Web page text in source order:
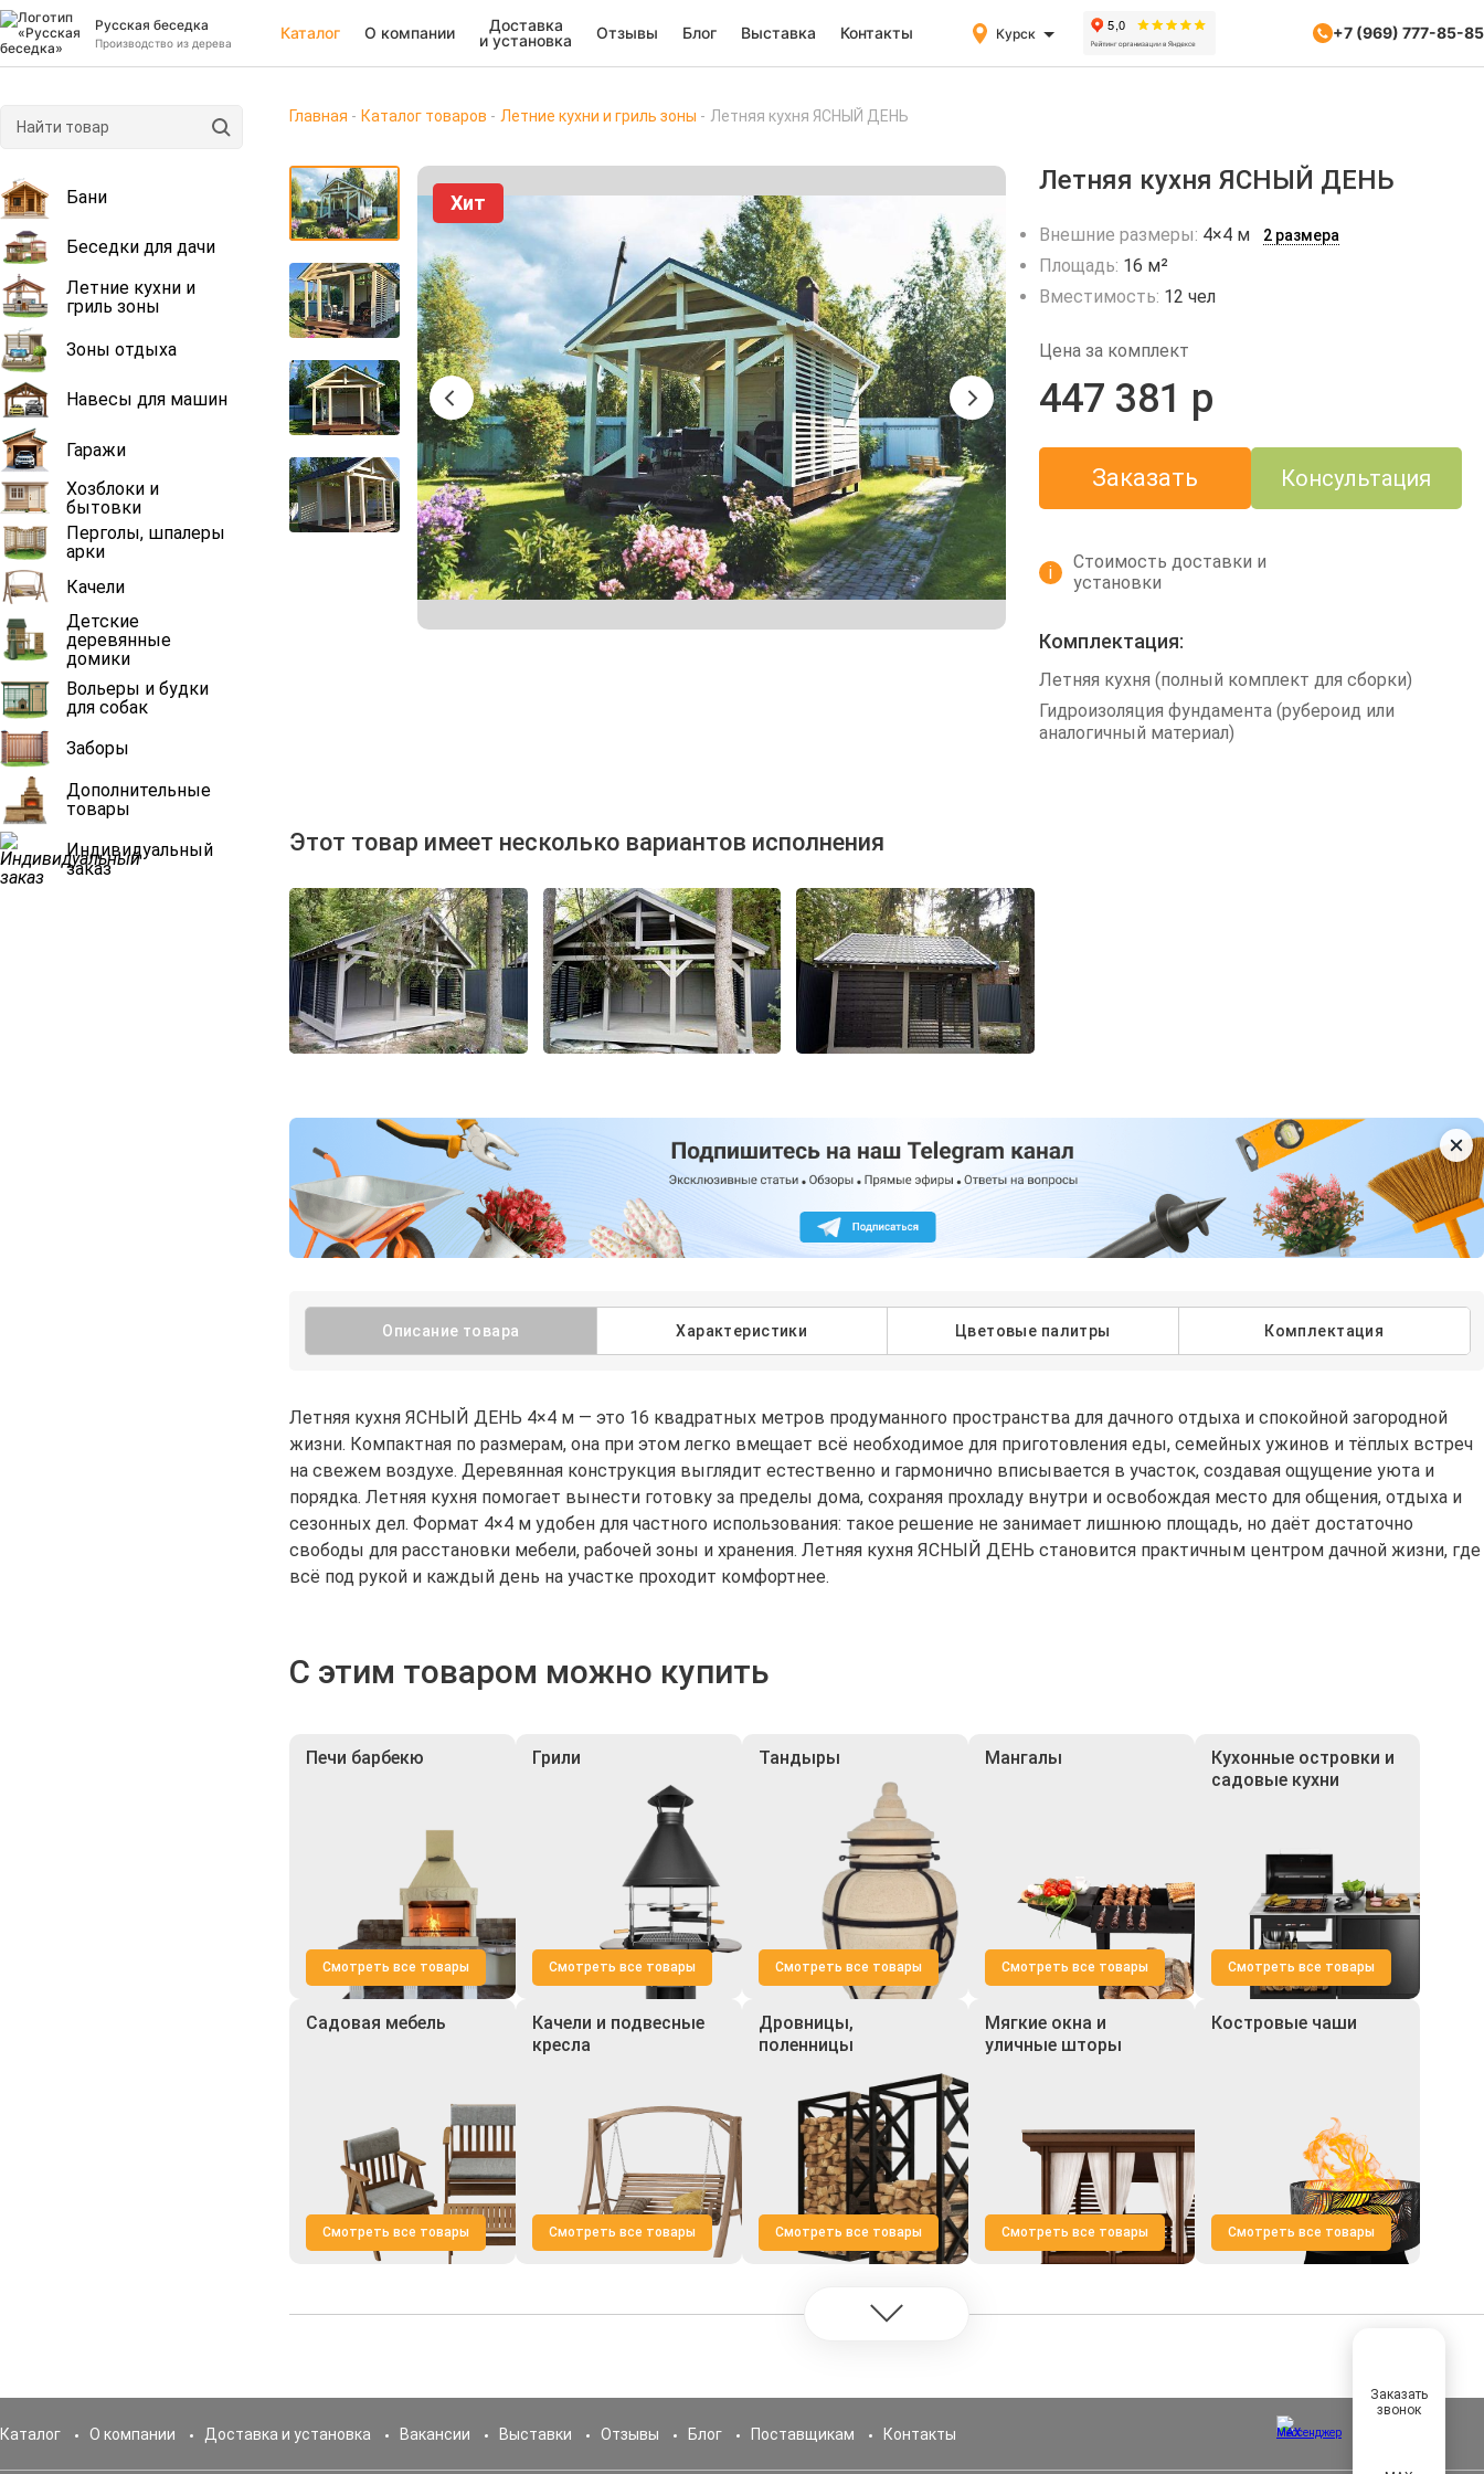
Русская беседка
Производство из дерева
Каталог О компании
Доставка
и установка
Отзывы Блог Выставка Контакты Курск +7 (969) 777-85-85
Бани
Беседки для дачи
Летние кухни и
гриль зоны
Зоны отдыха
Навесы для машин
Гаражи
Хозблоки и
бытовки
Перголы, шпалеры
арки
Качели
Детские
деревянные
домики
Вольеры и будки
для собак
Заборы
Дополнительные
товары
Индивидуальный
заказ
Главная Каталог товаров Летние кухни и гриль зоны Летняя кухня ЯСНЫЙ ДЕНЬ
Хит
Летняя кухня ЯСНЫЙ ДЕНЬ
Внешние размеры: 4×4 м 2 размера
Площадь: 16 м²
Вместимость: 12 чел
Цена за комплект
447 381 р
Заказать Консультация
i
Стоимость доставки и
установки
Комплектация:
Летняя кухня (полный комплект для сборки)
Гидроизоляция фундамента (рубероид или
аналогичный материал)
Этот товар имеет несколько вариантов исполнения
Описание товара Характеристики Цветовые палитры Комплектация
Летняя кухня ЯСНЫЙ ДЕНЬ 4×4 м — это 16 квадратных метров продуманного пространства для дачного отдыха и спокойной загородной
жизни. Компактная по размерам, она при этом легко вмещает всё необходимое для приготовления еды, семейных ужинов и тёплых встреч
на свежем воздухе. Деревянная конструкция выглядит естественно и гармонично вписывается в участок, создавая ощущение уюта и
порядка. Летняя кухня помогает вынести готовку за пределы дома, сохраняя прохладу внутри и освобождая место для общения, отдыха и
сезонных дел. Формат 4×4 м удобен для частного использования: такое решение не занимает лишнюю площадь, но даёт достаточно
свободы для расстановки мебели, рабочей зоны и хранения. Летняя кухня ЯСНЫЙ ДЕНЬ становится практичным центром дачной жизни, где
всё под рукой и каждый день на участке проходит комфортнее.
С этим товаром можно купить
Печи барбекю
Смотреть все товары
Грили
Смотреть все товары
Тандыры
Смотреть все товары
Мангалы
Смотреть все товары
Кухонные островки и
садовые кухни
Смотреть все товары
Садовая мебель
Смотреть все товары
Качели и подвесные
кресла
Смотреть все товары
Дровницы,
поленницы
Смотреть все товары
Мягкие окна и
уличные шторы
Смотреть все товары
Костровые чаши
Смотреть все товары
Каталог О компании Доставка и установка Вакансии Выставки Отзывы Блог Поставщикам Контакты
Заказать
звонок